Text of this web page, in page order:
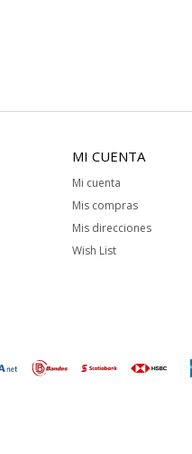
MI CUENTA
Mi cuenta
Mis compras
Mis direcciones
Wish List